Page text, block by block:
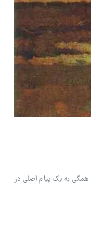
همگی به یک پیام اصلی در